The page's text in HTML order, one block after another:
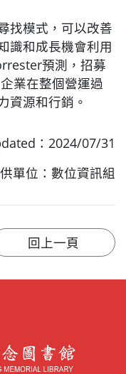
找模式，可以改善
識和成長機會利用
預測，招募
業在整個營運過
資源和行銷。
：2024/07/31
單位：數位資訊組